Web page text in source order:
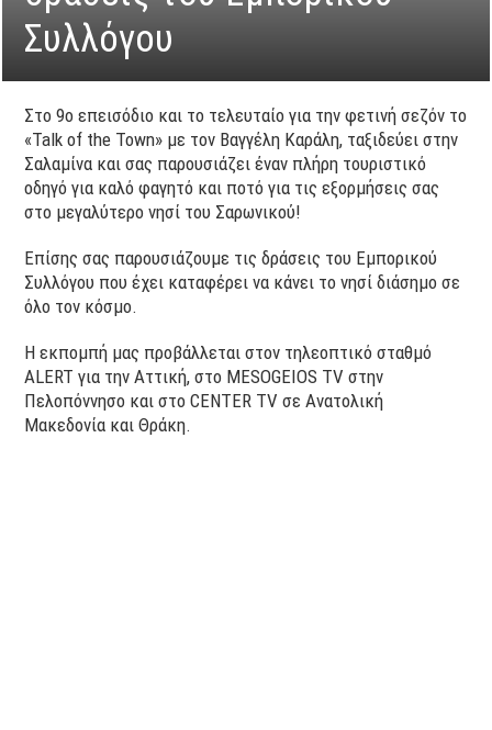
Συλλόγου
Στο 9ο επεισόδιο και το τελευταίο για την φετινή σεζόν το
«Talk of the Town» με τον Βαγγέλη Καράλη, ταξιδεύει στην
Σαλαμίνα και σας παρουσιάζει έναν πλήρη τουριστικό
οδηγό για καλό φαγητό και ποτό για τις εξορμήσεις σας
στο μεγαλύτερο νησί του Σαρωνικού!
Επίσης σας παρουσιάζουμε τις δράσεις του Εμπορικού
Συλλόγου που έχει καταφέρει να κάνει το νησί διάσημο σε
όλο τον κόσμο.
Η εκπομπή μας προβάλλεται στον τηλεοπτικό σταθμό
ALERT για την Αττική, στο MESOGEIOS TV στην
Πελοπόννησο και στο CENTER TV σε Ανατολική
Μακεδονία και Θράκη.